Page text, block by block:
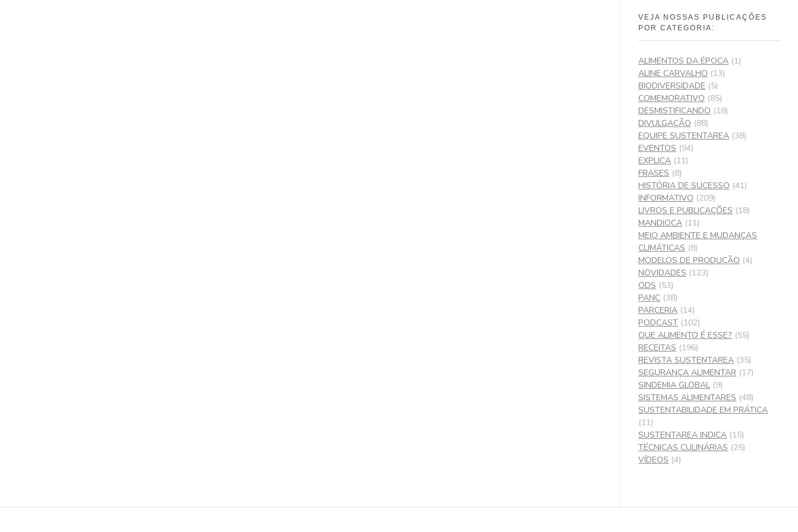
VEJA NOSSAS PUBLICAÇÕES
POR CATEGORIA:
ALIMENTOS DA ÉPOCA (1)
ALINE CARVALHO (13)
BIODIVERSIDADE (5)
COMEMORATIVO (85)
DESMISTIFICANDO (18)
DIVULGAÇÃO (88)
EQUIPE SUSTENTAREA (38)
EVENTOS (94)
EXPLICA (11)
FRASES (8)
HISTÓRIA DE SUCESSO (41)
INFORMATIVO (209)
LIVROS E PUBLICAÇÕES (18)
MANDIOCA (11)
MEIO AMBIENTE E MUDANÇAS
CLIMÁTICAS (8)
MODELOS DE PRODUÇÃO (4)
NOVIDADES (123)
ODS (53)
PANC (38)
PARCERIA (14)
PODCAST (102)
QUE ALIMENTO É ESSE? (55)
RECEITAS (196)
REVISTA SUSTENTAREA (35)
SEGURANÇA ALIMENTAR (17)
SINDEMIA GLOBAL (9)
SISTEMAS ALIMENTARES (48)
SUSTENTABILIDADE EM PRÁTICA
(11)
SUSTENTAREA INDICA (15)
TÉCNICAS CULINÁRIAS (25)
VÍDEOS (4)